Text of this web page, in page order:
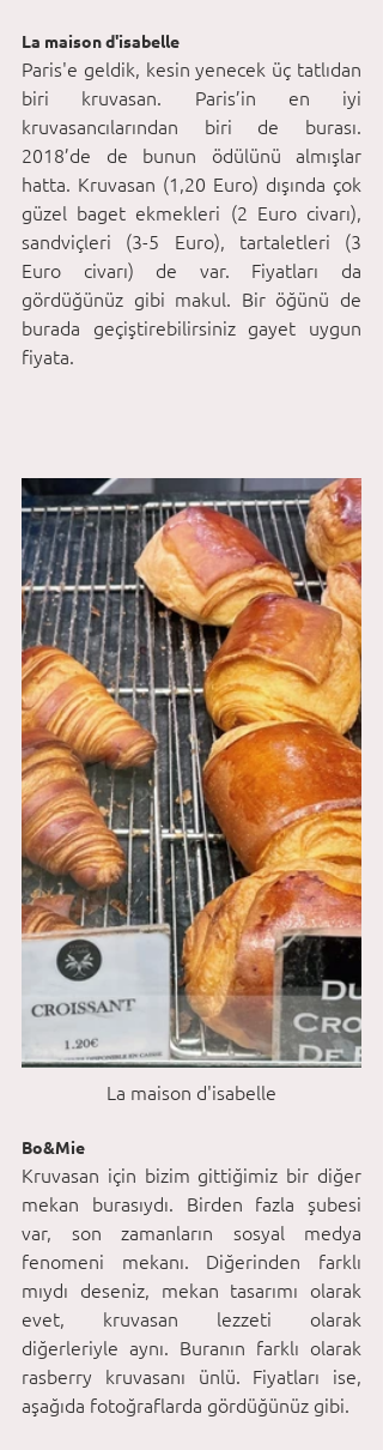
La maison d'isabelle
Paris'e geldik, kesin yenecek üç tatlıdan
biri kruvasan. Paris’in en iyi
kruvasancılarından biri de burası.
2018’de de bunun ödülünü almışlar
hatta. Kruvasan (1,20 Euro) dışında çok
güzel baget ekmekleri (2 Euro civarı),
sandviçleri (3-5 Euro), tartaletleri (3
Euro civarı) de var. Fiyatları da
gördüğünüz gibi makul. Bir öğünü de
burada geçiştirebilirsiniz gayet uygun
fiyata.
La maison d'isabelle
Bo&Mie
Kruvasan için bizim gittiğimiz bir diğer
mekan burasıydı. Birden fazla şubesi
var, son zamanların sosyal medya
fenomeni mekanı. Diğerinden farklı
mıydı deseniz, mekan tasarımı olarak
evet, kruvasan lezzeti olarak
diğerleriyle aynı. Buranın farklı olarak
rasberry kruvasanı ünlü. Fiyatları ise,
aşağıda fotoğraflarda gördüğünüz gibi.